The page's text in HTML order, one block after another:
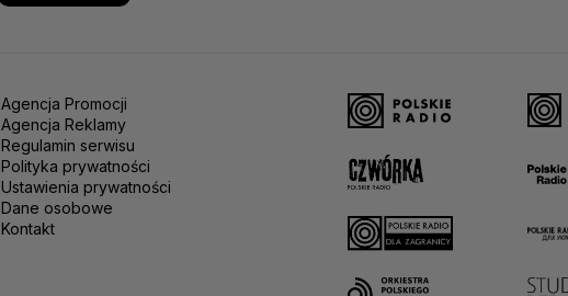
Agencja Promocji
Agencja Reklamy
Regulamin serwisu
Polityka prywatności
Ustawienia prywatności
Dane osobowe
Kontakt